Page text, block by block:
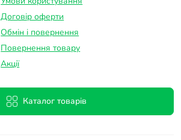
Договір оферти
Обмін і повернення
Повернення товару
Акції
Каталог товарів